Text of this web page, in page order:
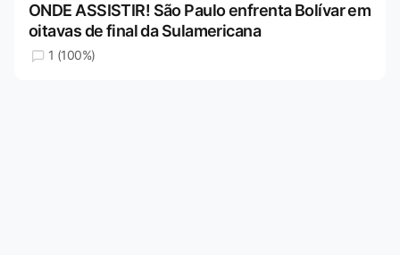
ONDE ASSISTIR! São Paulo enfrenta Bolívar em
oitavas de final da Sulamericana
1 (100%)